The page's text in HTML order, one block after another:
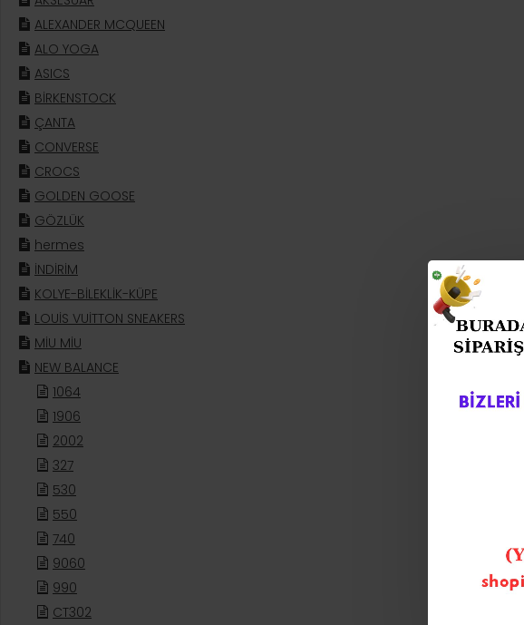
ALEXANDER MCQUEEN
ALO YOGA
ASICS
BİRKENSTOCK
ÇANTA
CONVERSE
CROCS
GOLDEN GOOSE
GÖZLÜK
hermes
İNDİRİM
KOLYE-BİLEKLİK-KÜPE
LOUİS VUİTTON SNEAKERS
MİU MİU
NEW BALANCE
1064
1906
2002
327
530
550
740
9060
990
CT302